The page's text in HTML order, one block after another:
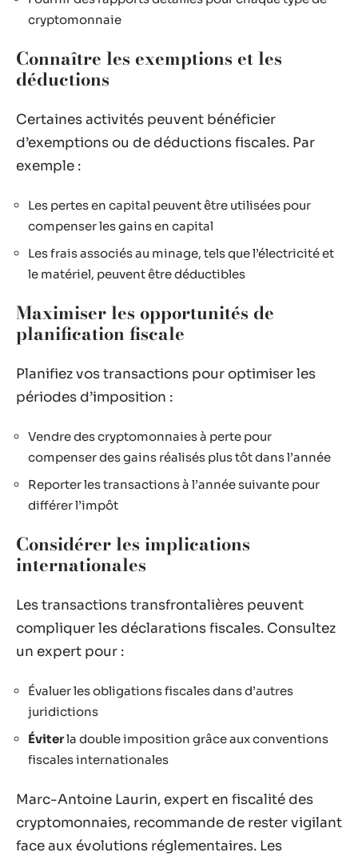
cryptomonnaie
Connaître les exemptions et les
déductions
Certaines activités peuvent bénéficier
d’exemptions ou de déductions fiscales. Par
exemple :
Les pertes en capital peuvent être utilisées pour
compenser les gains en capital
Les frais associés au minage, tels que l’électricité et
le matériel, peuvent être déductibles
Maximiser les opportunités de
planification fiscale
Planifiez vos transactions pour optimiser les
périodes d’imposition :
Vendre des cryptomonnaies à perte pour
compenser des gains réalisés plus tôt dans l’année
Reporter les transactions à l’année suivante pour
différer l’impôt
Considérer les implications
internationales
Les transactions transfrontalières peuvent
compliquer les déclarations fiscales. Consultez
un expert pour :
Évaluer les obligations fiscales dans d’autres
juridictions
Éviterla double imposition grâce aux conventions
fiscales internationales
Marc-Antoine Laurin, expert en fiscalité des
cryptomonnaies, recommande de rester vigilant
face aux évolutions réglementaires. Les